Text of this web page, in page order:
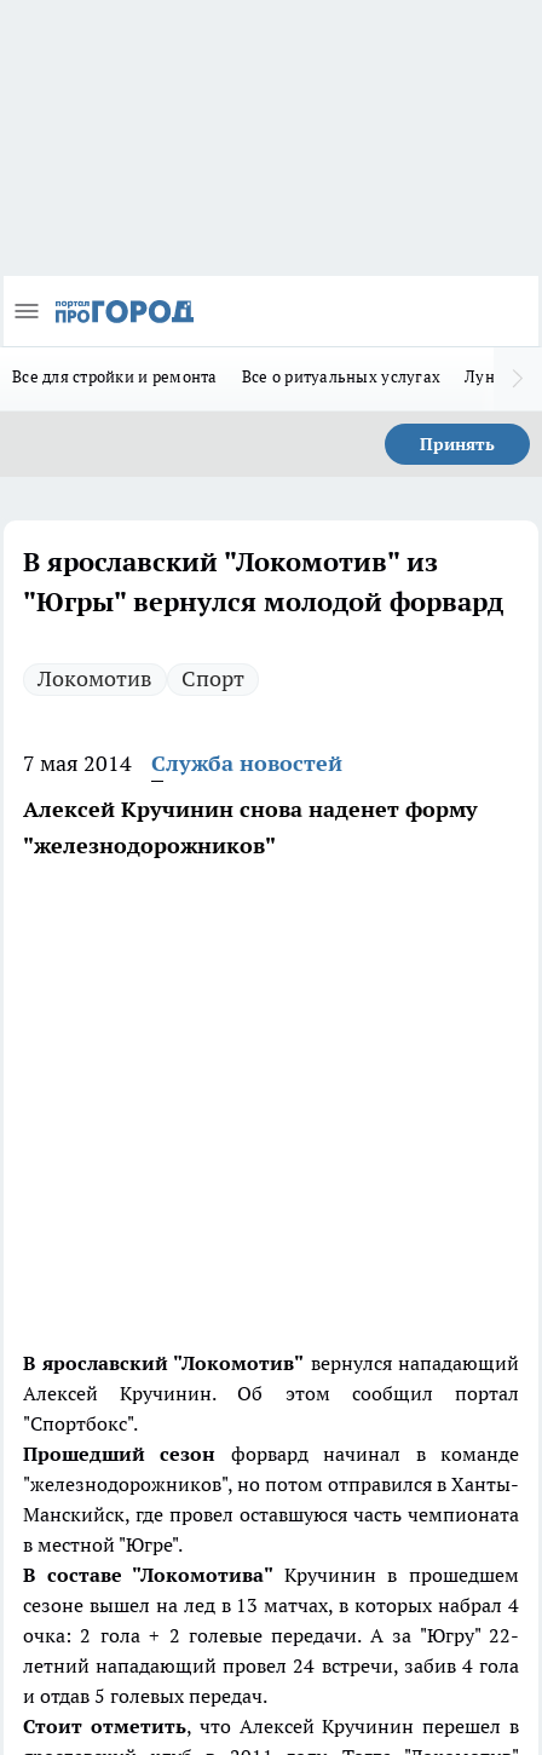
Все для стройки и ремонта Все о ритуальных услугах Лунно-
Принять
В ярославский "Локомотив" из
"Югры" вернулся молодой форвард
Локомотив Спорт
7 мая 2014
Служба новостей
Алексей Кручинин снова наденет форму
"железнодорожников"
В ярославский "Локомотив" вернулся нападающий
Алексей Кручинин. Об этом сообщил портал
"Спортбокс".
Прошедший сезон форвард начинал в команде
"железнодорожников", но потом отправился в Ханты-
Манскийск, где провел оставшуюся часть чемпионата
в местной "Югре".
В составе "Локомотива" Кручинин в прошедшем
сезоне вышел на лед в 13 матчах, в которых набрал 4
очка: 2 гола + 2 голевые передачи. А за "Югру" 22-
летний нападающий провел 24 встречи, забив 4 гола
и отдав 5 голевых передач.
Стоит отметить, что Алексей Кручинин перешел в